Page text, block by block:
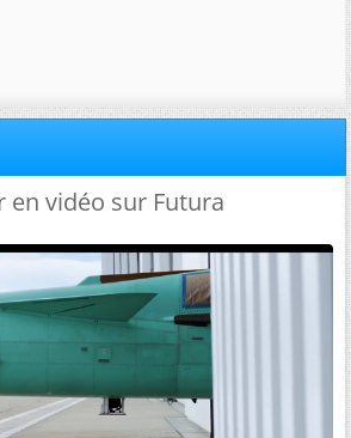
en vidéo sur Futura